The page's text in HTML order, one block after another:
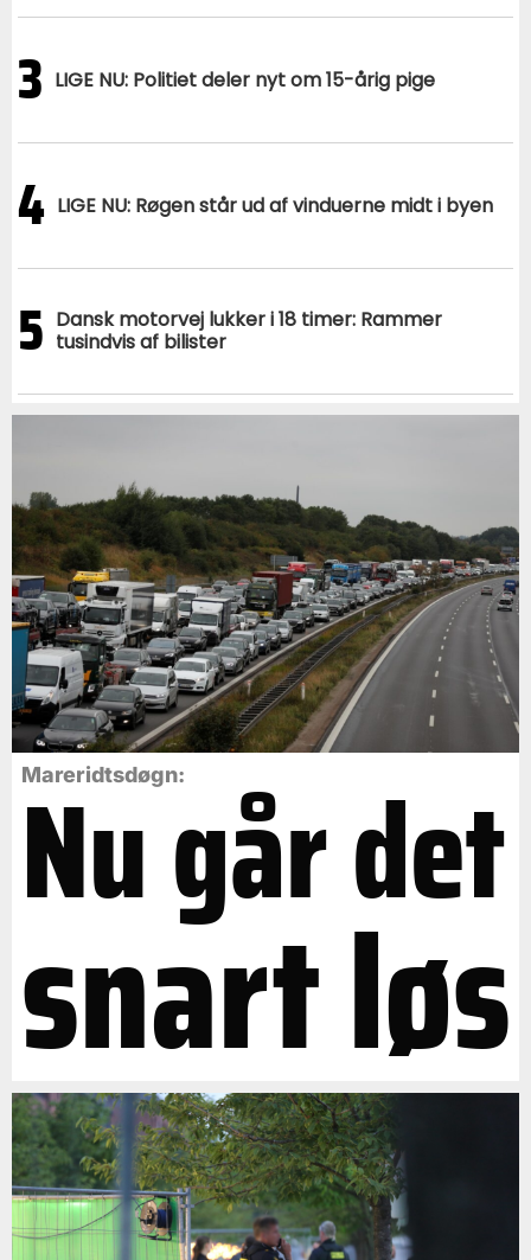
3 LIGE NU: Politiet deler nyt om 15-årig pige
4 LIGE NU: Røgen står ud af vinduerne midt i byen
5 Dansk motorvej lukker i 18 timer: Rammer
tusindvis af bilister
Mareridtsdøgn:
Nu går det
snart løs